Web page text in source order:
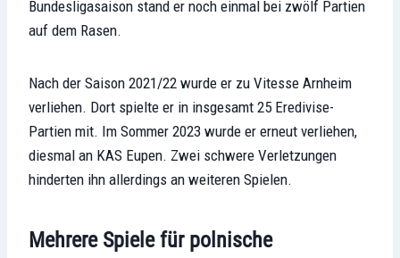
Bundesligasaison stand er noch einmal bei zwölf Partien
auf dem Rasen.
Nach der Saison 2021/22 wurde er zu Vitesse Arnheim
verliehen. Dort spielte er in insgesamt 25 Eredivise-
Partien mit. Im Sommer 2023 wurde er erneut verliehen,
diesmal an KAS Eupen. Zwei schwere Verletzungen
hinderten ihn allerdings an weiteren Spielen.
Mehrere Spiele für polnische